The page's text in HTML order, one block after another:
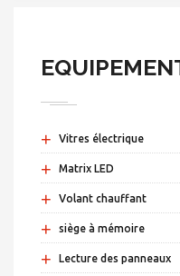
+ Vitres électrique
+ Matrix LED
+ Volant chauffant
+ siège à mémoire
+ Lecture des panneaux